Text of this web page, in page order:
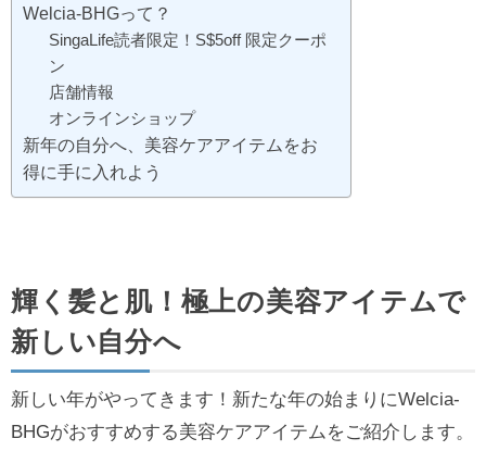
Welcia-BHGって？
SingaLife読者限定！S$5off 限定クーポ
ン
店舗情報
オンラインショップ
新年の自分へ、美容ケアアイテムをお
得に手に入れよう
輝く髪と肌！極上の美容アイテムで
新しい自分へ
新しい年がやってきます！新たな年の始まりにWelcia-
BHGがおすすめする美容ケアアイテムをご紹介します。